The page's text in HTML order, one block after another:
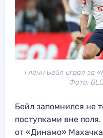
Гленн Бейл играл за
Фото:
Бейл запомнился не
поступками вне
от «Динамо»